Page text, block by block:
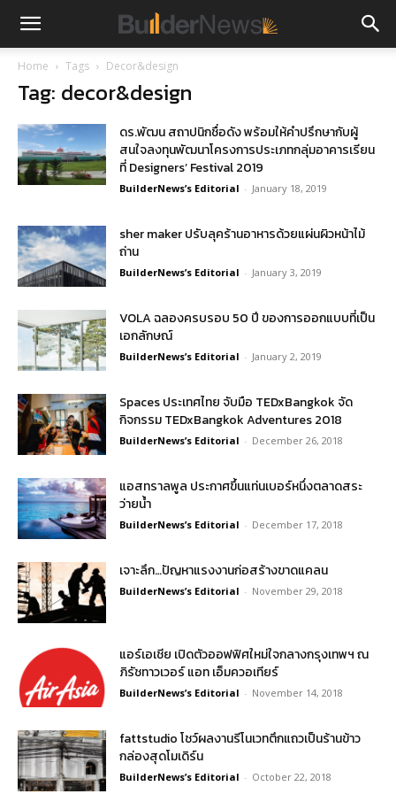
Home Tags Decor&design
Tag: decor&design
ดร.พัฒน สถาปนิกชื่อดัง พร้อมให้คำปรึกษากับผู้
สนใจลงทุนพัฒนาโครงการประเภทกลุ่มอาคารเรียน
ที่ Designers’ Festival 2019
BuilderNews’s Editorial - January 18, 2019
sher maker ปรับลุคร้านอาหารด้วยแผ่นผิวหน้าไม้
ถ่าน
BuilderNews’s Editorial - January 3, 2019
VOLA ฉลองครบรอบ 50 ปี ของการออกแบบที่เป็น
เอกลักษณ์
BuilderNews’s Editorial - January 2, 2019
Spaces ประเทศไทย จับมือ TEDxBangkok จัด
กิจกรรม TEDxBangkok Adventures 2018
BuilderNews’s Editorial - December 26, 2018
แอสทราลพูล ประกาศขึ้นแท่นเบอร์หนึ่งตลาดสระ
ว่ายน้ำ
BuilderNews’s Editorial - December 17, 2018
เจาะลึก…ปัญหาแรงงานก่อสร้างขาดแคลน
BuilderNews’s Editorial - November 29, 2018
แอร์เอเชีย เปิดตัวออฟฟิศใหม่ใจกลางกรุงเทพฯ ณ
ภิรัชทาวเวอร์ แอท เอ็มควอเทียร์
BuilderNews’s Editorial - November 14, 2018
fattstudio โชว์ผลงานรีโนเวทตึกแถวเป็นร้านข้าว
กล่องสุดโมเดิร์น
BuilderNews’s Editorial - October 22, 2018